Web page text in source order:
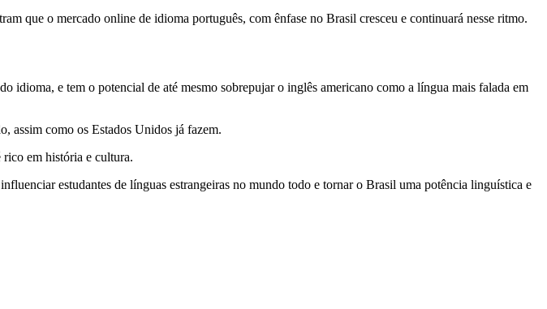
que o mercado online de idioma português, com ênfase no Brasil cresceu e continuará nesse ritmo.
idioma, e tem o potencial de até mesmo sobrepujar o inglês americano como a língua mais falada em
assim como os Estados Unidos já fazem.
rico em história e cultura.
estudantes de línguas estrangeiras no mundo todo e tornar o Brasil uma potência linguística e